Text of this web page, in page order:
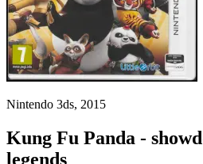
Nintendo 3ds, 2015
Kung Fu Panda -
legends